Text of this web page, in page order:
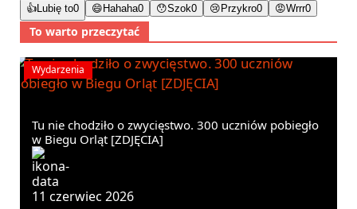
👍Lubię to0 😄 Hahaha0 😯Szok0 😢 Przykro0 😡Wrrr0
To warto przeczytać
Wydarzenia
Tu nie chodziło o zwycięstwo. 300 uczniów pobiegło
w Biegu Orląt [ZDJĘCIA]
11 czerwiec 2026